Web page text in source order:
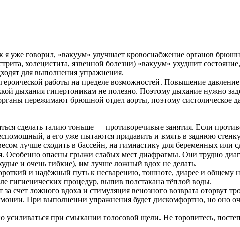
я уже говорил, «вакуум» улучшает кровоснабжение органов
холецистита, язвенной болезни) «вакуум» ухудшит
для выполнения упражнения.
работы на пределе возможностей. Повышение
дыхания гипертоникам не полезно. Поэтому дыхание нужно
пережимают брюшной отдел аорты, поэтому систолическое
сделать талию тоньше — противоречивые занятия. Если
а его уже пытаются придавить и вмять в заднюю
лучше сходить в бассейн, на гимнастику для беременных или
опасны грыжи слабых мест диафрагмы. Они трудно
и очень гибкие), им лучше ложный вдох не делать.
и надёжный путь к несварению, тошноте, диарее и
гигиенических процедур, выпив полстакана тёплой воды.
счет ложного вдоха и стимуляция венозного возврата оторвут
При выполнении упражнения будет дискомфортно, но оно
усиливаться при смыкании голосовой щели. Не торопитесь,